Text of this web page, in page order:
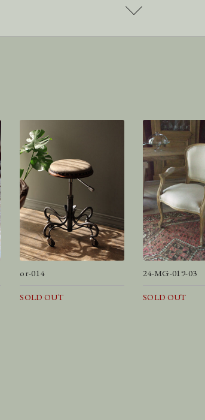
or-014
SOLD OUT
24-MG-019-03
SOLD OUT